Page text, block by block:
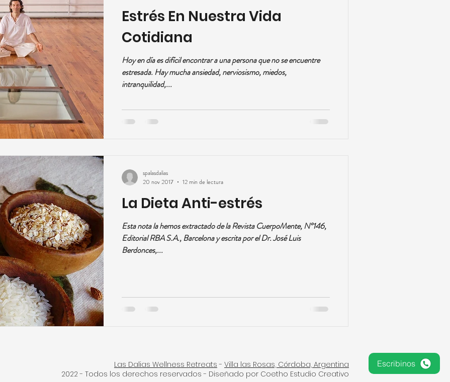
Estrés En Nuestra Vida
Cotidiana
Hoy en día es difícil encontrar a una persona que no se encuentre
estresada. Hay mucha ansiedad, nerviosismo, miedos,
intranquilidad,...
La Dieta Anti-estrés
Esta nota la hemos extractado de la Revista CuerpoMente, N°146,
Editorial RBA S.A., Barcelona y escrita por el Dr. José Luis
Berdonces,...
spalasdalias
20 nov 2017
12 min de lectura
Escribinos
Las Dalias Wellness Retreats - Villa las Rosas, Córdoba, Argentina
2022 - Todos los derechos reservados - Diseñado por Coetho Estudio Creativo